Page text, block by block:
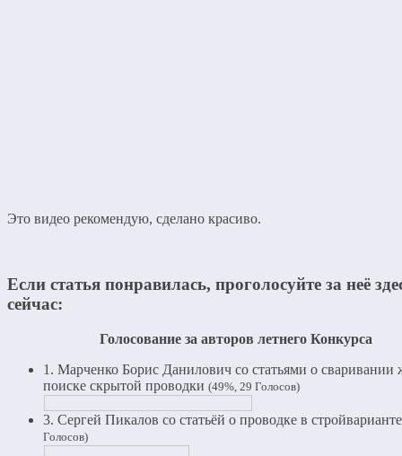
Это видео рекомендую, сделано красиво.
Если статья понравилась, проголосуйте за неё
сейчас:
Голосование за авторов летнего Конкурса
1. Марченко Борис Данилович со статьями о сваривании
поиске скрытой проводки (49%, 29 Голосов)
3. Сергей Пикалов со статьёй о проводке в
Голосов)